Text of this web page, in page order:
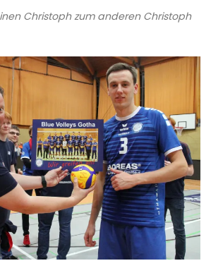
Christoph zum anderen Christoph